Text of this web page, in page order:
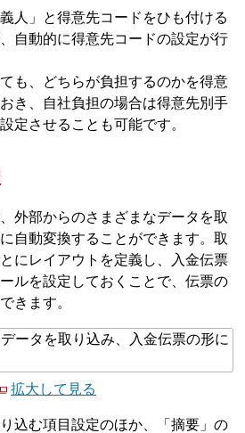
人」と得意先コードをひも付ける
自動的に得意先コードの設定が行
も、どちらが負担するのかを得意
き、自社負担の場合は得意先別手
定させることも可能です。
外部からのさまざまなデータを取
自動変換することができます。取
にレイアウトを定義し、入金伝票
ルを設定しておくことで、伝票の
きます。
拡大して見る
込む項目設定のほか、「摘要」の